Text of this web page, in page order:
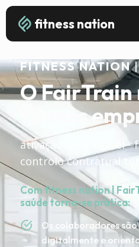
fitness nation
FITNESS NATION
O
fitness
ativação mensurável -
controlo contratual
Com fitness nation |
saúde torna-se prática:
Os colaboradores
digitalmente e